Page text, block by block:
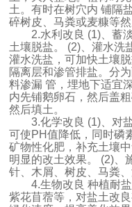
土。有时在树穴内 铺隔
碎树皮、马粪或麦糠等
2.水利改良 (1)、蓄淡
土壤脱盐。 (2)、灌水洗
灌水洗盐，可加快土壤
隔离层和渗管排盐。分
料渗漏 管，埋地下适宜
内先铺鹅卵石，然后盖
然后填土。
3.化学改良 (1)、对盐
可使PH值降低，同时磷
矿物性化肥，补充土壤
明显的改土效果。 (2)、
针、木屑、树皮、马粪
4.生物改良 种植耐盐
紫花苜蓿等，对盐土改